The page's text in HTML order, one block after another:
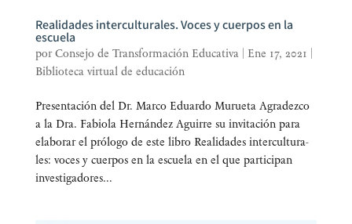
Realidades interculturales. Voces y cuerpos en la
escuela
porConsejo de Transformación Educativa| Ene 17, 2021
Biblioteca virtual de educación
Pre­sen­ta­ción del Dr. Mar­co Eduar­do Murueta Agra­dez­co
a la Dra. Fabio­la Her­nán­dez Agui­rre su invi­ta­ción para
ela­bo­rar el pró­lo­go de este libro Reali­da­des inter­cul­tu­ra­
les: voces y cuer­pos en la escue­la en el que par­ti­ci­pan
inves­ti­ga­do­res...